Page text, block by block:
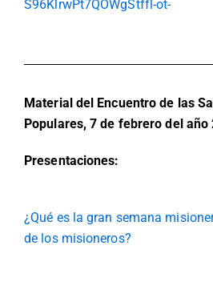
S96KlrwPt7QOWgStffl-ot-
Material del Encuentro de las
Populares, 7 de febrero del año
Presentaciones:
¿Qué es la gran semana
de los misioneros?